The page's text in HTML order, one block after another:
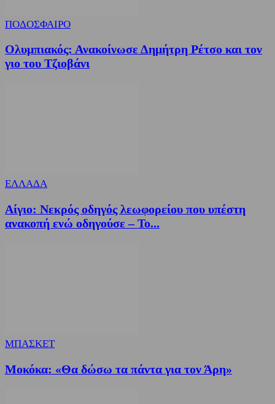
ΠΟΔΟΣΦΑΙΡΟ
Ολυμπιακός: Ανακοίνωσε Δημήτρη Ρέτσο και τον
γιο του Τζιοβάνι
ΕΛΛΑΔΑ
Αίγιο: Νεκρός οδηγός λεωφορείου που υπέστη
ανακοπή ενώ οδηγούσε – Το...
ΜΠΑΣΚΕΤ
Μοκόκα: «Θα δώσω τα πάντα για τον Άρη»